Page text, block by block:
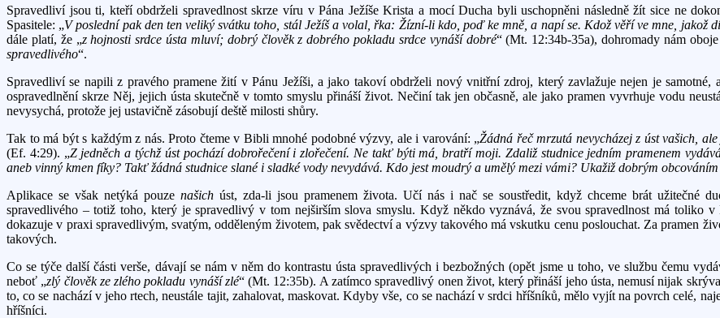
Spravedliví jsou ti, kteří obdrželi spravedlnost skrze víru v Pána Ježíše Krista a mocí Ducha byli uschopněni následně žít sice ne
Spasitele: „V poslední pak den ten veliký svátku toho, stál Ježíš a volal, řka: Žízní-li kdo, poď ke mně, a napí se. Kdož věří ve mne, jakož
dále platí, že „z hojnosti srdce ústa mluví; dobrý člověk z dobrého pokladu srdce vynáší dobré“ (Mt. 12:34b-35a), dohromady nám
spravedlivého“.
Spravedliví se napili z pravého pramene žití v Pánu Ježíši, a jako takoví obdrželi nový vnitřní zdroj, který zavlažuje nejen je
ospravedlnění skrze Něj, jejich ústa skutečně v tomto smyslu přináší život. Nečiní tak jen občasně, ale jako pramen vyvrhuje vodu
nevysychá, protože jej ustavičně zásobují deště milosti shůry.
Tak to má být s každým z nás. Proto čteme v Bibli mnohé podobné výzvy, ale i varování: „Žádná řeč mrzutá nevycházej z úst vašich,
(Ef. 4:29). „Z jedněch a týchž úst pochází dobrořečení i zlořečení. Ne takť býti má, bratří moji. Zdaliž studnice jedním pramenem
aneb vinný kmen fíky? Takť žádná studnice slané i sladké vody nevydává. Kdo jest moudrý a umělý mezi vámi? Ukažiž dobrým
Aplikace se však netýká pouze našich úst, zda-li jsou pramenem života. Učí nás i nač se soustředit, když chceme brát užitečné
spravedlivého – totiž toho, který je spravedlivý v tom nejširším slova smyslu. Když někdo vyznává, že svou spravedlnost má toliko
dokazuje v praxi spravedlivým, svatým, odděleným životem, pak svědectví a výzvy takového má vskutku cenu poslouchat. Za pramen
takových.
Co se týče další části verše, dávají se nám v něm do kontrastu ústa spravedlivých i bezbožných (opět jsme u toho, ve službu čemu
neboť „zlý člověk ze zlého pokladu vynáší zlé“ (Mt. 12:35b). A zatímco spravedlivý onen život, který přináší jeho ústa, nemusí nijak
to, co se nachází v jeho rtech, neustále tajit, zahalovat, maskovat. Kdyby vše, co se nachází v srdci hříšníků, mělo vyjít na povrch celé,
hříšníci.